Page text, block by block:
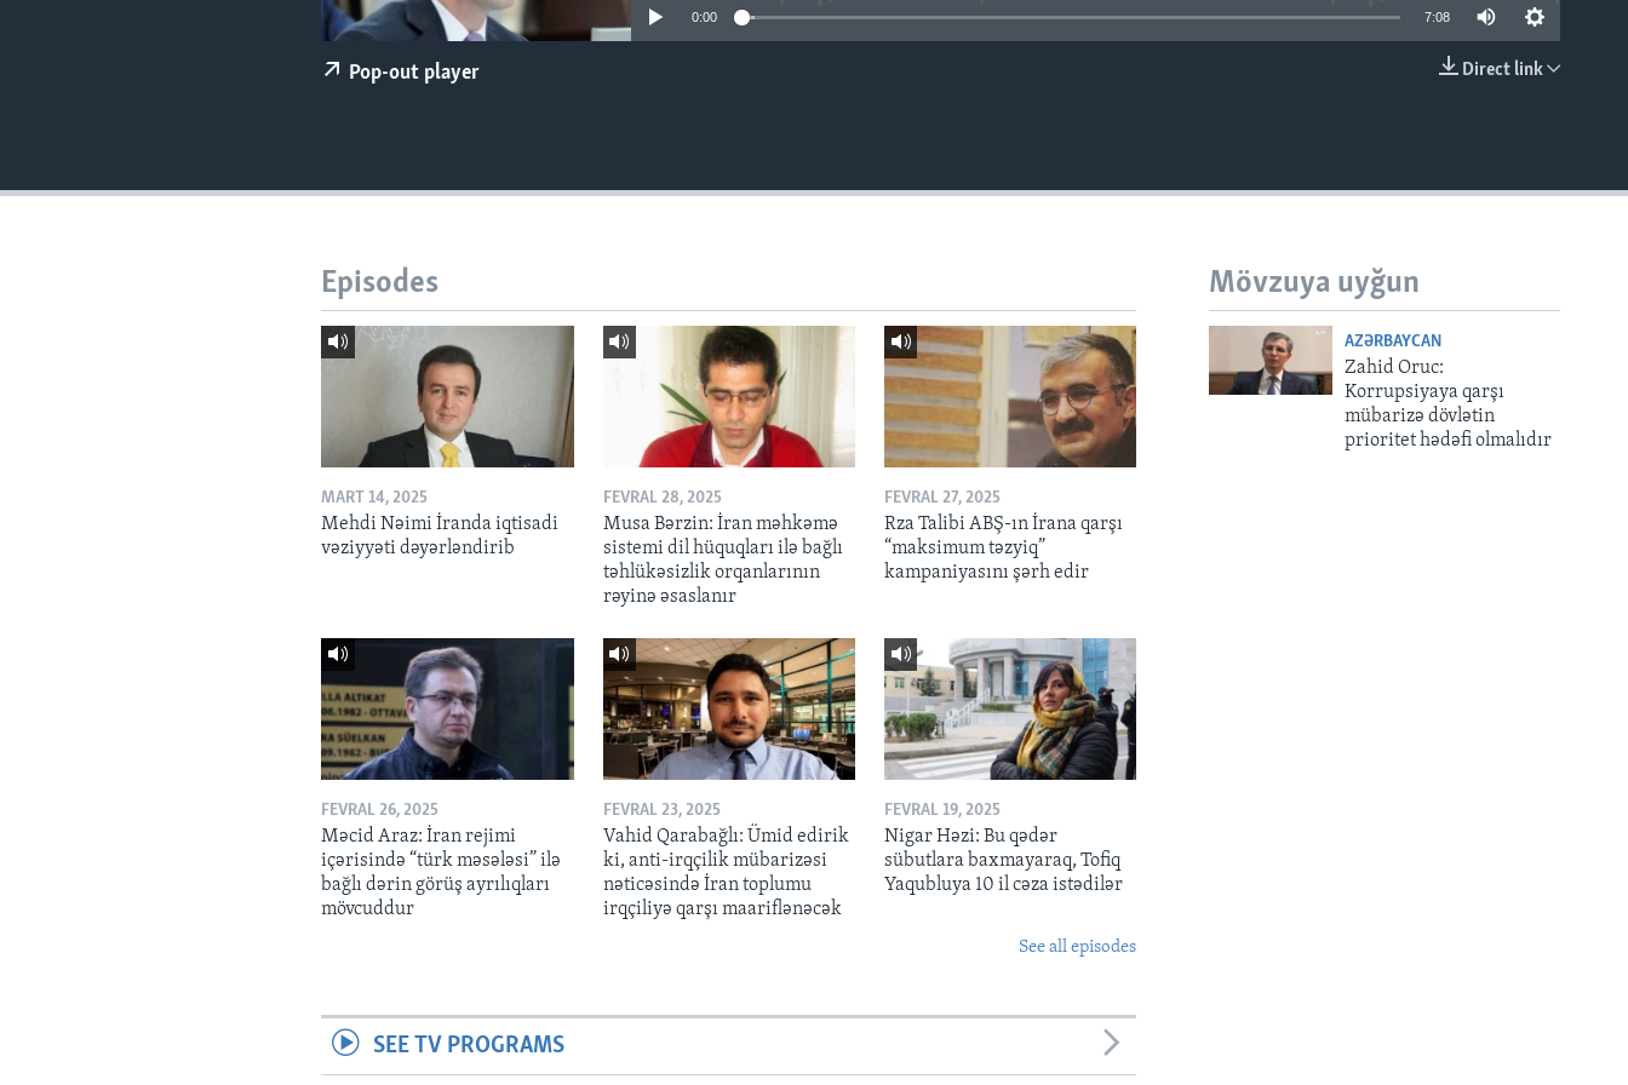
0:00 7:08
Direct link
Pop-out player
Mövzuya uyğun
AZƏRBAYCAN
Zahid Oruc:
Korrupsiyaya qarşı
mübarizə dövlətin
prioritet hədəfi olmalıdır
Episodes
MART 14, 2025
Mehdi Nəimi İranda iqtisadi
vəziyyəti dəyərləndirib
FEVRAL 28, 2025
Musa Bərzin: İran məhkəmə
sistemi dil hüquqları ilə bağlı
təhlükəsizlik orqanlarının
rəyinə əsaslanır
FEVRAL 27, 2025
Rza Talibi ABŞ-ın İrana qarşı
“maksimum təzyiq”
kampaniyasını şərh edir
FEVRAL 26, 2025
Məcid Araz: İran rejimi
içərisində “türk məsələsi” ilə
bağlı dərin görüş ayrılıqları
mövcuddur
FEVRAL 23, 2025
Vahid Qarabağlı: Ümid edirik
ki, anti-irqçilik mübarizəsi
nəticəsində İran toplumu
irqçiliyə qarşı maariflənəcək
FEVRAL 19, 2025
Nigar Həzi: Bu qədər
sübutlara baxmayaraq, Tofiq
Yaqubluya 10 il cəza istədilər
See all episodes
SEE TV PROGRAMS